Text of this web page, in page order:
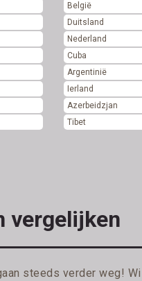
België
Duitsland
Nederland
Cuba
Argentinië
Ierland
Azerbeidzjan
Tibet
vergelijken
steeds verder weg!